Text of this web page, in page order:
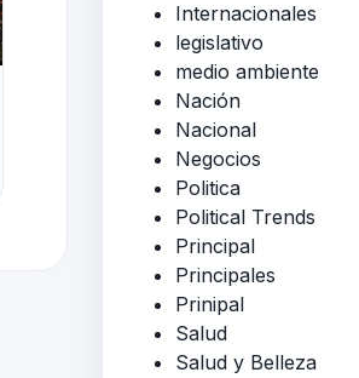
Internacionales
legislativo
medio ambiente
Nación
Nacional
Negocios
Politica
Political Trends
Principal
Principales
Prinipal
Salud
Salud y Belleza